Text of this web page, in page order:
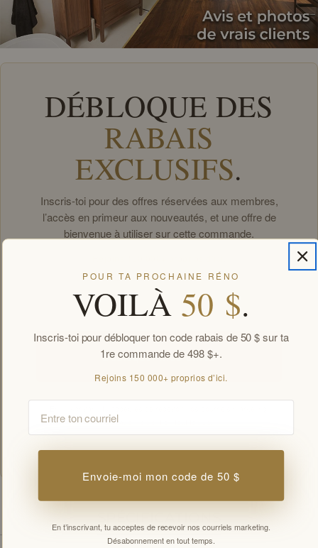
DÉBLOQUE DES
RABAIS
EXCLUSIFS.
Inscris-toi pour des offres réservées aux membres,
l’accès en primeur aux nouveautés, et une offre de
bienvenue à utiliser sur cette commande.
Débloquer mes offres
Désabonnement en tout temps.
Offres réservées aux membres par courriel. Nouveaux abonnés, une offre de
bienvenue par client.
POUR TA PROCHAINE RÉNO
VOILÀ 50 $.
Inscris-toi pour débloquer ton code rabais de 50 $ sur ta
1re commande de 498 $+.
Rejoins 150 000+ proprios d’ici.
Envoie-moi mon code de 50 $
En t’inscrivant, tu acceptes de recevoir nos courriels marketing.
Désabonnement en tout temps.